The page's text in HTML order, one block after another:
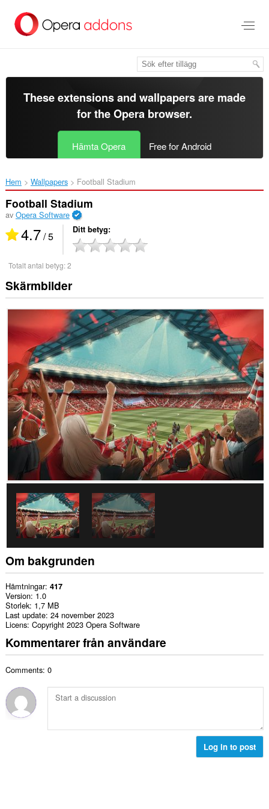
brödtexten
These extensions and wallpapers are made
for theOpera browser.
Hämta Opera Free for Android
Hem Wallpapers Football Stadium‎
Football Stadium
av Opera Software
4.7/ 5 Ditt betyg
Totalt antal betyg:2
Skärmbilder
Om bakgrunden
Hämtningar 417
Version 1.0
Storlek 1,7 MB
Last update 24 november 2023
Licens Copyright 2023 Opera Software
Kommentarer från användare
Comments: 0
Log in to post